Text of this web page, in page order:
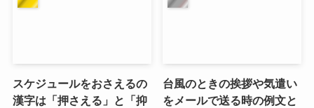
スケジュールをおさえるの
漢字は「押さえる」と「抑
台風のときの挨拶や気遣い
をメールで送る時の例文と